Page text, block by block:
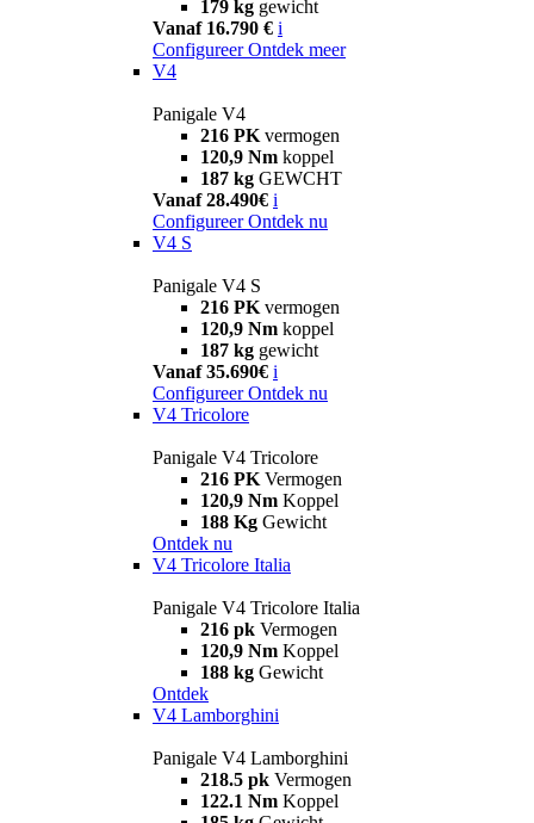
179 kg gewicht
Vanaf 16.790 € i
Configureer Ontdek meer
V4
Panigale V4
216 PK vermogen
120,9 Nm koppel
187 kg GEWCHT
Vanaf 28.490€ i
Configureer Ontdek nu
V4 S
Panigale V4 S
216 PK vermogen
120,9 Nm koppel
187 kg gewicht
Vanaf 35.690€ i
Configureer Ontdek nu
V4 Tricolore
Panigale V4 Tricolore
216 PK Vermogen
120,9 Nm Koppel
188 Kg Gewicht
Ontdek nu
V4 Tricolore Italia
Panigale V4 Tricolore Italia
216 pk Vermogen
120,9 Nm Koppel
188 kg Gewicht
Ontdek
V4 Lamborghini
Panigale V4 Lamborghini
218.5 pk Vermogen
122.1 Nm Koppel